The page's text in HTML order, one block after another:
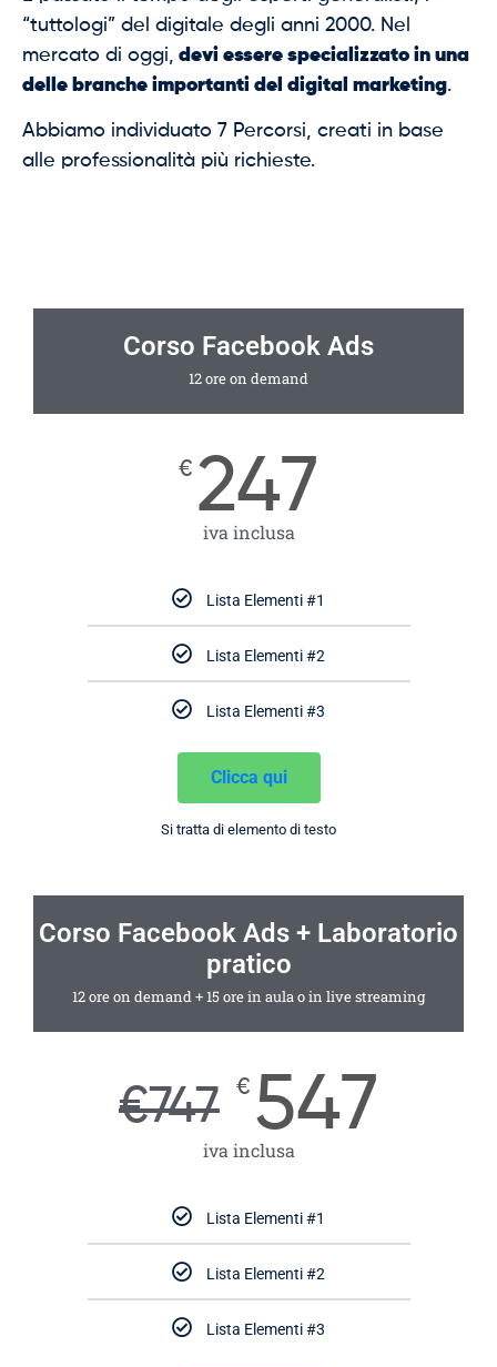
“tuttologi” del digitale degli anni 2000. Nel
mercato di oggi, devi essere specializzato in una
delle branche importanti del digital marketing.
Abbiamo individuato 7 Percorsi, creati in base
alle professionalità più richieste.
Corso Facebook Ads
12 ore on demand
€ 247
iva inclusa
Lista Elementi #1
Lista Elementi #2
Lista Elementi #3
Clicca qui
Si tratta di elemento di testo
Corso Facebook Ads + Laboratorio
pratico
12 ore on demand + 15 ore in aula o in live streaming
€747 € 547
iva inclusa
Lista Elementi #1
Lista Elementi #2
Lista Elementi #3